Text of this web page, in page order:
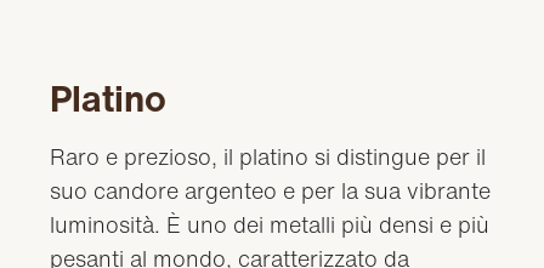
Platino
Raro e prezioso, il platino si distingue per il
suo candore argenteo e per la sua vibrante
luminosità. È uno dei metalli più densi e più
pesanti al mondo, caratterizzato da